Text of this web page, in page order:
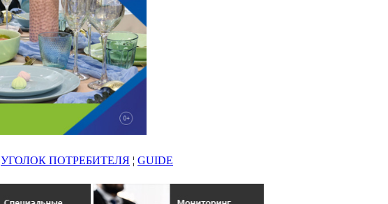
УГОЛОК ПОТРЕБИТЕЛЯ ¦ GUIDE